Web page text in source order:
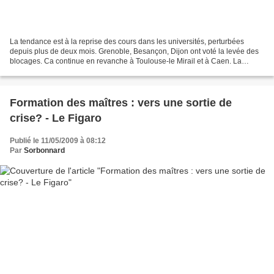
La tendance est à la reprise des cours dans les universités, perturbées
depuis plus de deux mois. Grenoble, Besançon, Dijon ont voté la levée des
blocages. Ca continue en revanche à Toulouse-le Mirail et à Caen. La
Formation des maîtres : vers une sortie de
crise? - Le Figaro
Publié le 11/05/2009 à 08:12
Par Sorbonnard